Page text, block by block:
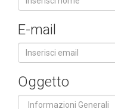
E-mail
Oggetto